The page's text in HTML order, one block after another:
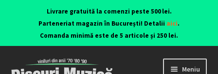
Livrare gratuită la comenzi peste 500 lei.
Parteneriat magazin în București! Detalii aici.
Comanda minimă este de 5 articole și 250 lei.
Meniu